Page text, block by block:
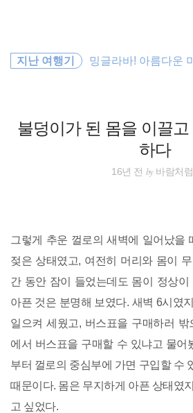
로
불덩이가 된 몸을 이끌
하다
지난 여행기 밍글라바! 아름다운
16년 전 by바람처
그렇게 추운 껄로의 새벽에 일어났을
젖은 상태였고, 여전히 머리와 몸이
간 동안 잠이 들었는데도 몸이 정상이
아픈 것은 분명해 보였다. 새벽 6시였
일으켜 세웠고, 버스표을 구매하러
에서 버스표을 구매할 수 있냐고 물어
부터 껄로의 중심부에 가면 구입할 수
때문이다. 몸은 무지하게 아픈 상태였
고 싶었다.
해외여행
동남아시아
바람처럼